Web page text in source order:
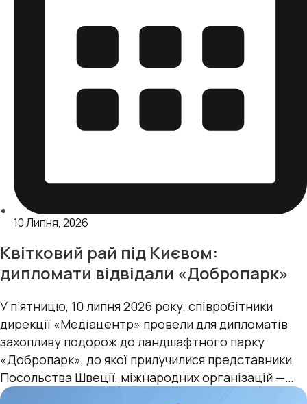
10 Липня, 2026
Квітковий рай під Києвом:
дипломати відвідали «Добропарк»
У п’ятницю, 10 липня 2026 року, cпівробітники
дирекції «Медіацентр» провели для дипломатів
захопливу подорож до ландшафтного парку
«Добропарк», до якої прилучилися представники
Посольства Швеції, міжнародних організацій —
Консультативної місії Європейського